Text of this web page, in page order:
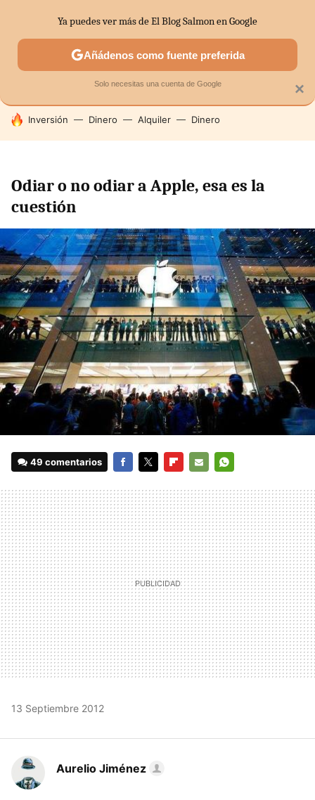
SECTORES ECONOMÍA DOMÉSTICA MERCADOS
HOY SE HABLA DE
Inversión Dinero Alquiler Dinero
Odiar o no odiar a Apple, esa es la
cuestión
49 comentarios
MAIL
13 Septiembre 2012
Aurelio Jiménez
×
Ya puedes ver más de El Blog Salmon en Google
Añádenos como fuente preferida
Solo necesitas una cuenta de Google